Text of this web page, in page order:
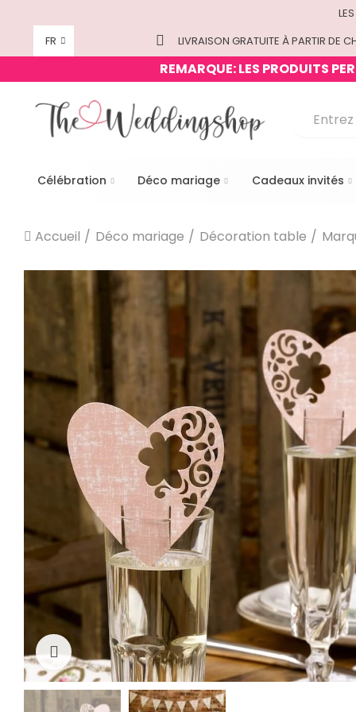
FR
LIVRAISON GRATUITE À PARTIR DE
REMARQUE: LES PRODUITS
Célébration Déco mariage Cadeaux invités
Accueil Déco mariage Décoration table
Cliquez pour agrandir